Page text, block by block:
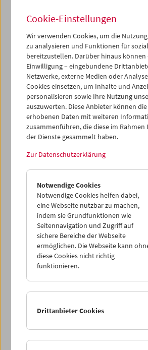
Hunters
(1925, mit neuer Musik von
und das erhaltene Fragment seines
Films",The Case of Lena Smith(1929).
die DVD einen neuen Videoessay der
Janet Bergstrom.
Zum Shop
Bei Kauf derDVD zusammen mit dem
Sternberg. The Case of Lena Smith
(FilmmuseumSynemaPublikationen)
zumSonderpreis von 29,90 €.
Dieser Band rekonstruiert entlang von
Set-Zeichnungen, Drehbuch- und
Produktionsdokumenten, literarischen
sowie mehreren Essays
Sternbergs gefeiertes Filmdrama über
der Wiener Klassengesellschaft von
Cookie-Einstellungen
Wir verwenden Cookies, um die
zu analysieren und Funktionen für
bereitzustellen. Darüber hinaus
Einwilligung – eingebundene
Netzwerke, externe Medien oder
Cookies einsetzen, um Inhalte und
personalisieren sowie Ihre Nutzung
auszuwerten. Diese Anbieter können
erhobenen Daten mit weiteren
zusammenführen, die diese im
der Dienste gesammelt haben.
Zur Datenschutzerklärung
Notwendige Cookies
Notwendige Cookies helfen dabei,
eine Webseite nutzbar zu machen,
indem sie Grundfunktionen wie
Seitennavigation und Zugriff auf
sichere Bereiche der Webseite
ermöglichen. Die Webseite kann
diese Cookies nicht richtig
funktionieren.
Drittanbieter Cookies